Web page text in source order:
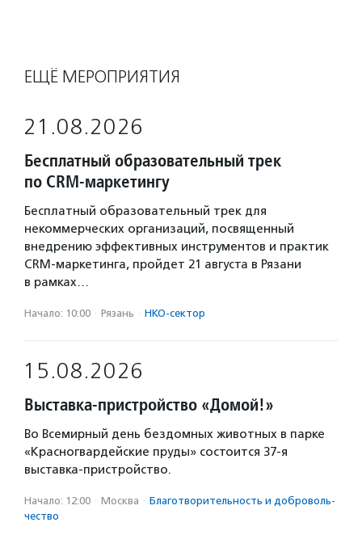
ЕЩЁ МЕРОПРИЯТИЯ
21.08.2026
Бесплатный образовательный трек
по CRM-маркетингу
Бесплатный образовательный трек для
некоммерческих организаций, посвященный
внедрению эффективных инструментов и практик
CRM-маркетинга, пройдет 21 августа в Рязани
в рамках…
Начало: 10:00 · Рязань · НКО-сектор
15.08.2026
Выставка-пристройство «Домой!»
Во Всемирный день бездомных животных в парке
«Красногвардейские пруды» состоится 37-я
выставка-пристройство.
Начало: 12:00 · Москва · Благотвори­тель­ность и доброволь­
чест­во